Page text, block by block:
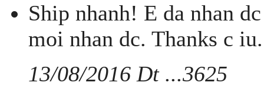
Ship nhanh! E da nhan
moi nhan dc. Thanks c
13/08/2016 Dt ...3625